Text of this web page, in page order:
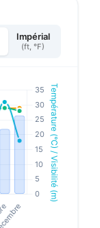
Impérial
(ft, °F)